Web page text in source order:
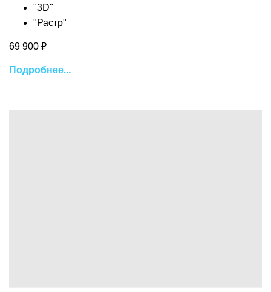
"3D"
"Растр"
69 900 ₽
Подробнее...